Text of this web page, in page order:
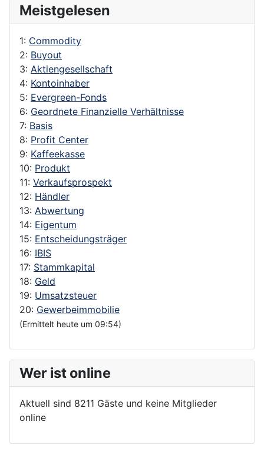
Meistgelesen
1: Commodity
2: Buyout
3: Aktiengesellschaft
4: Kontoinhaber
5: Evergreen-Fonds
6: Geordnete Finanzielle Verhältnisse
7: Basis
8: Profit Center
9: Kaffeekasse
10: Produkt
11: Verkaufsprospekt
12: Händler
13: Abwertung
14: Eigentum
15: Entscheidungsträger
16: IBIS
17: Stammkapital
18: Geld
19: Umsatzsteuer
20: Gewerbeimmobilie
(Ermittelt heute um 09:54)
Wer ist online
Aktuell sind 8211 Gäste und keine Mitglieder
online